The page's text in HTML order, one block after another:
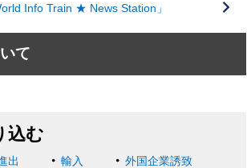
Info Train ★ News Station」
て
込む
出 輸入
外国企業誘致